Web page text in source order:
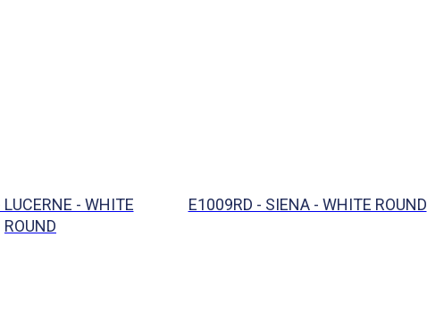
- WHITE
ROUND
E1009RD - SIENA - WHITE ROUND